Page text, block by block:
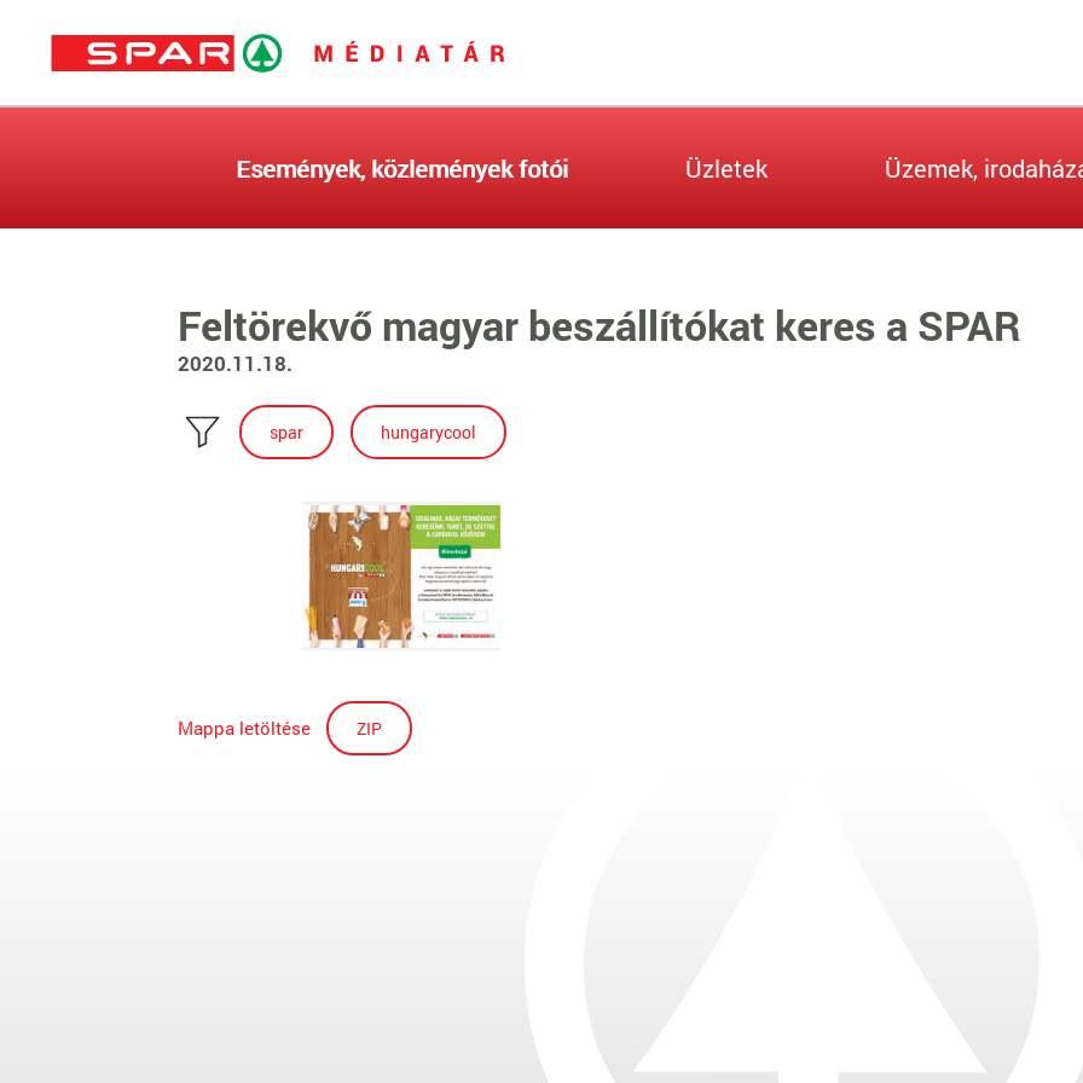
Események, közlemények fotói Üzletek Üzemek,
Feltörekvő magyar beszállítókat keres a SPAR
2020.11.18.
spar hungarycool
Mappa letöltése ZIP